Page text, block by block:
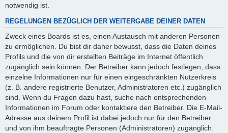
notwendig ist.
REGELUNGEN BEZÜGLICH DER WEITERGABE DEINER DATEN
Zweck eines Boards ist es, einen Austausch mit anderen Personen
zu ermöglichen. Du bist dir daher bewusst, dass die Daten deines
Profils und die von dir erstellten Beiträge im Internet öffentlich
zugänglich sein können. Der Betreiber kann jedoch festlegen, dass
einzelne Informationen nur für einen eingeschränkten Nutzerkreis
(z. B. andere registrierte Benutzer, Administratoren etc.) zugänglich
sind. Wenn du Fragen dazu hast, suche nach entsprechenden
Informationen im Forum oder kontaktiere den Betreiber. Die E-Mail-
Adresse aus deinem Profil ist dabei jedoch nur für den Betreiber
und von ihm beauftragte Personen (Administratoren) zugänglich.